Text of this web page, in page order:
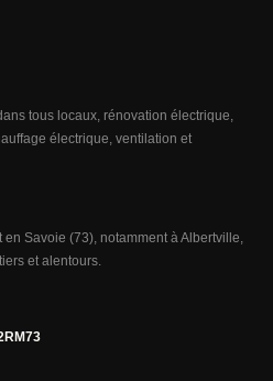
tous locaux, rénovation électrique,
électrique, ventilation et
Savoie (73), notamment à Albertville,
et alentours.